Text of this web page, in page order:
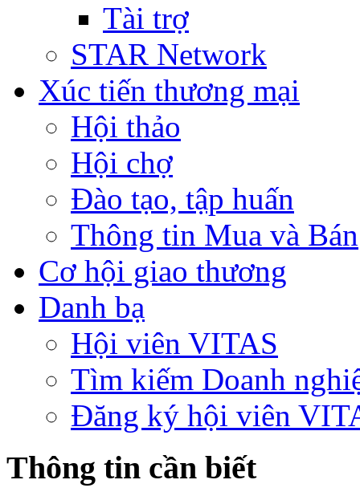
Tài trợ
STAR Network
Xúc tiến thương mại
Hội thảo
Hội chợ
Đào tạo, tập huấn
Thông tin Mua và Bán
Cơ hội giao thương
Danh bạ
Hội viên VITAS
Tìm kiếm Doanh
Đăng ký hội viên
Thông tin cần biết